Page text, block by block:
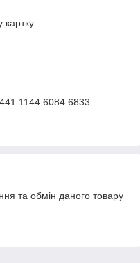
картку
1144 6084 6833
та обмін даного товару